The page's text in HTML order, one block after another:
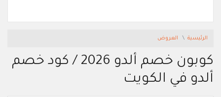
الرئيسية العروض
كوبون خصم ألدو 2026 / كود خصم
ألدو في الكويت